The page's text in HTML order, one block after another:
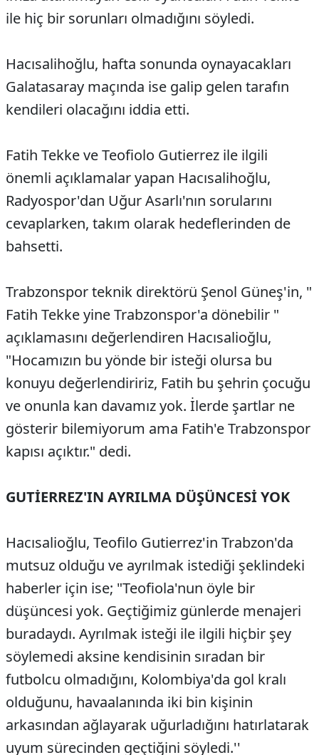
ile hiç bir sorunları olmadığını söyledi.
Hacısalihoğlu, hafta sonunda oynayacakları
Galatasaray maçında ise galip gelen tarafın
kendileri olacağını iddia etti.
Fatih Tekke ve Teofiolo Gutierrez ile ilgili
önemli açıklamalar yapan Hacısalihoğlu,
Radyospor'dan Uğur Asarlı'nın sorularını
cevaplarken, takım olarak hedeflerinden de
bahsetti.
Trabzonspor teknik direktörü Şenol Güneş'in, "
Fatih Tekke yine Trabzonspor'a dönebilir "
açıklamasını değerlendiren Hacısalioğlu,
"Hocamızın bu yönde bir isteği olursa bu
konuyu değerlendiririz, Fatih bu şehrin çocuğu
ve onunla kan davamız yok. İlerde şartlar ne
gösterir bilemiyorum ama Fatih'e Trabzonspor
kapısı açıktır." dedi.
GUTİERREZ'IN AYRILMA DÜŞÜNCESİ YOK
Hacısalioğlu, Teofilo Gutierrez'in Trabzon'da
mutsuz olduğu ve ayrılmak istediği şeklindeki
haberler için ise; "Teofiola'nun öyle bir
düşüncesi yok. Geçtiğimiz günlerde menajeri
buradaydı. Ayrılmak isteği ile ilgili hiçbir şey
söylemedi aksine kendisinin sıradan bir
futbolcu olmadığını, Kolombiya'da gol kralı
olduğunu, havaalanında iki bin kişinin
arkasından ağlayarak uğurladığını hatırlatarak
uyum sürecinden geçtiğini söyledi.''